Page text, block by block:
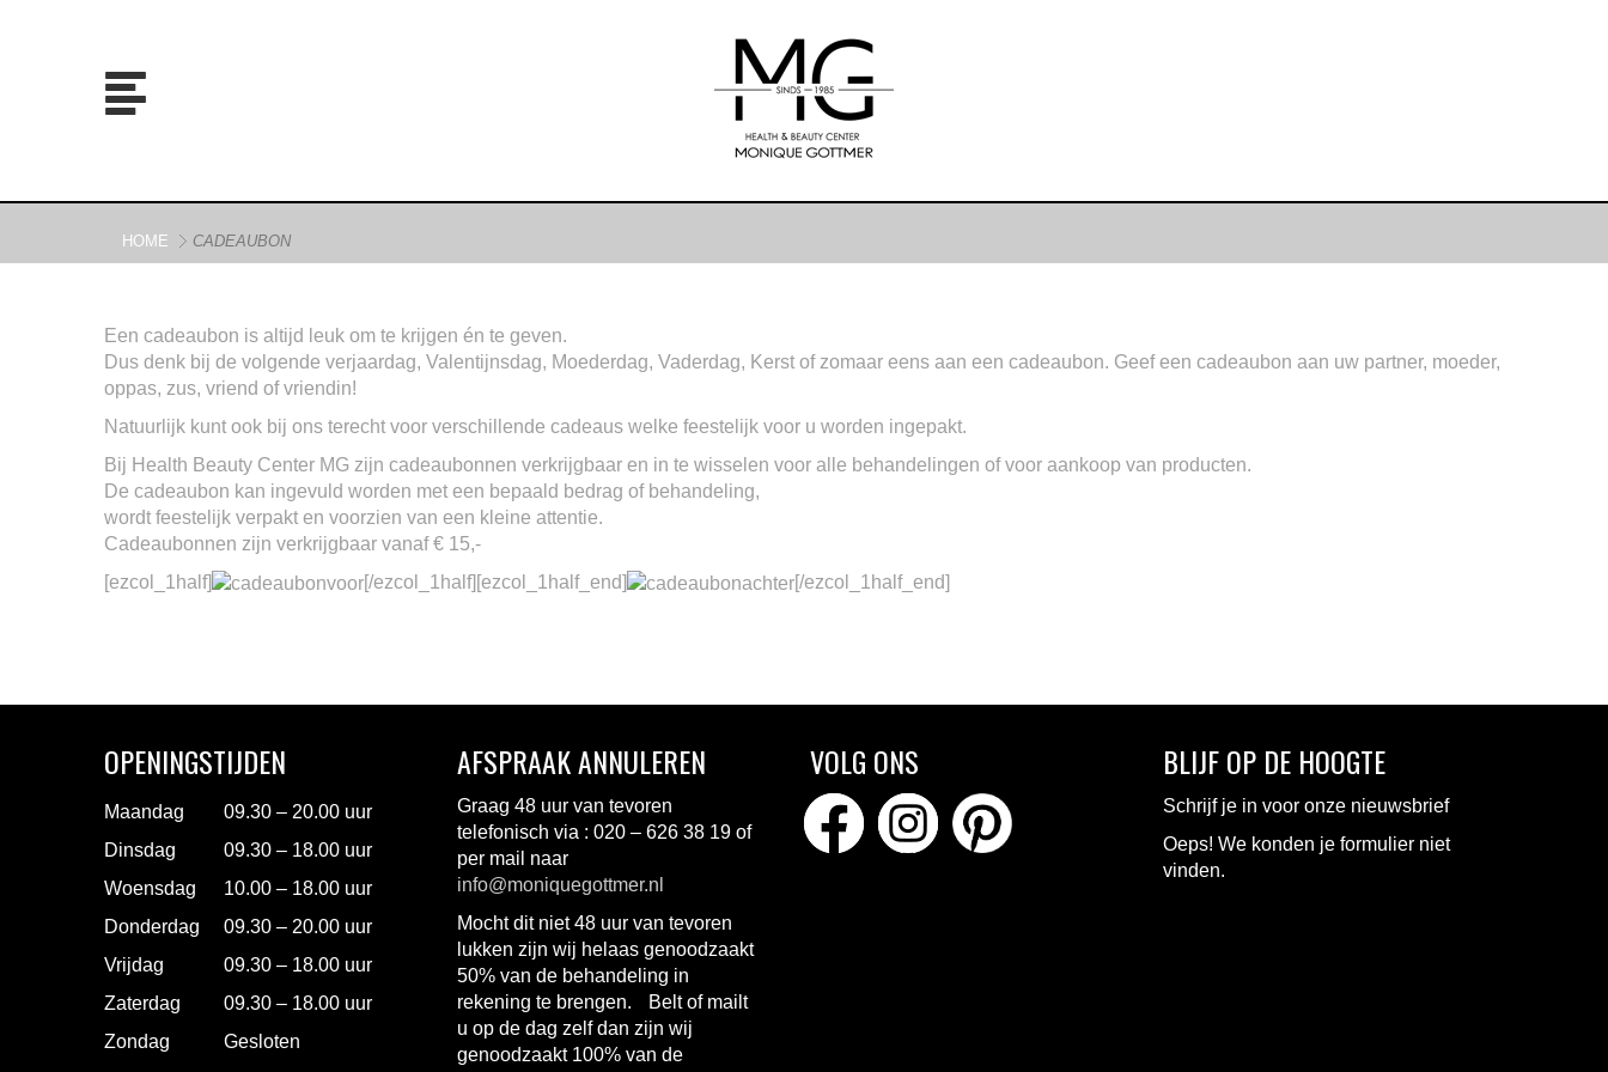
HOME CADEAUBON
Een cadeaubon is altijd leuk om te krijgen én te geven.
Dus denk bij de volgende verjaardag, Valentijnsdag, Moederdag, Vaderdag, Kerst of zomaar eens aan een cadeaubon. Geef een cadeaubon aan uw partner, moeder,
oppas, zus, vriend of vriendin!
Natuurlijk kunt ook bij ons terecht voor verschillende cadeaus welke feestelijk voor u worden ingepakt.
Bij Health Beauty Center MG zijn cadeaubonnen verkrijgbaar en in te wisselen voor alle behandelingen of voor aankoop van producten.
De cadeaubon kan ingevuld worden met een bepaald bedrag of behandeling,
wordt feestelijk verpakt en voorzien van een kleine attentie.
Cadeaubonnen zijn verkrijgbaar vanaf € 15,-
[ezcol_1half]
[/ezcol_1half][ezcol_1half_end] [/ezcol_1half_end]
OPENINGSTIJDEN
Maandag
09.30 – 20.00 uur
Dinsdag
09.30 – 18.00 uur
Woensdag
10.00 – 18.00 uur
Donderdag
09.30 – 20.00 uur
Vrijdag
09.30 – 18.00 uur
Zaterdag
09.30 – 18.00 uur
Zondag
Gesloten
AFSPRAAK ANNULEREN
Graag 48 uur van tevoren
telefonisch via : 020 – 626 38 19 of
per mail naar
info@moniquegottmer.nl
Mocht dit niet 48 uur van tevoren
lukken zijn wij helaas genoodzaakt
50% van de behandeling in
rekening te brengen. Belt of mailt
u op de dag zelf dan zijn wij
genoodzaakt 100% van de
VOLG ONS BLIJF OP DE HOOGTE
Schrijf je in voor onze nieuwsbrief
Oeps! We konden je formulier niet
vinden.